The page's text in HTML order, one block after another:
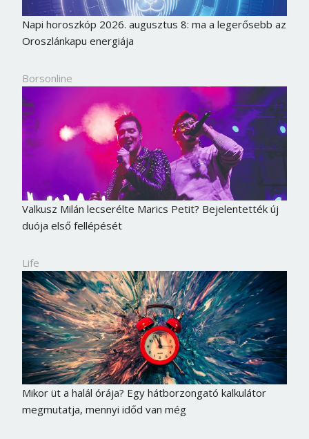
Napi horoszkóp 2026. augusztus 8: ma a legerősebb az
Oroszlánkapu energiája
Borsonline
Valkusz Milán lecserélte Marics Petit? Bejelentették új
duója első fellépését
Life
Mikor üt a halál órája? Egy hátborzongató kalkulátor
megmutatja, mennyi időd van még